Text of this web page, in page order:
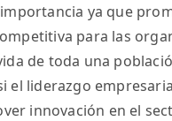
ya que
para las
de toda una
el liderazgo
innovación en el